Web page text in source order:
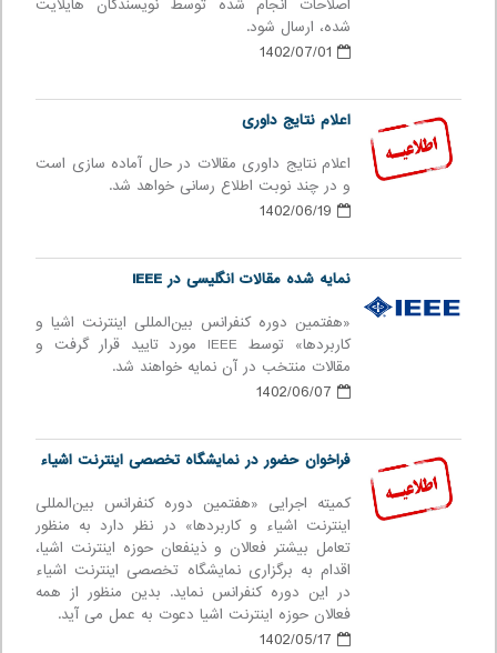
اصلاحات انجام شده توسط نویسندگان هایلایت
شده، ارسال شود.
1402/07/01
اعلام نتایج داوری
اعلام نتایج داوری مقالات در حال آماده سازی است
و در چند نوبت اطلاع رسانی خواهد شد.
1402/06/19
نمایه شده مقالات انگلیسی در IEEE
«هفتمین دوره كنفرانس بین‌المللی اينترنت اشيا و
كاربردها» توسط IEEE مورد تایید قرار گرفت و
مقالات منتخب در آن نمایه خواهند شد.
1402/06/07
فراخوان حضور در نمایشگاه تخصصی اینترنت اشیاء
کمیته اجرایی «هفتمین دوره كنفرانس بین‌المللی
اينترنت اشياء و كاربردها» در نظر دارد به ‌منظور
تعامل بیشتر فعالان و ذینفعان حوزه اینترنت اشیا،
اقدام به برگزاری نمایشگاه تخصصی اینترنت اشیاء
در این دوره کنفرانس نماید. بدین منظور از همه
فعالان حوزه اینترنت اشیا دعوت به عمل می آید.
1402/05/17